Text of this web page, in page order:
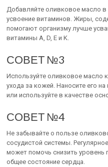
Добавляйте оливковое масло
усвоение витаминов. Жиры,
помогают организму лучше
витамины A, D, E и K.
СОВЕТ №3
Используйте оливковое масло
ухода за кожей. Наносите его
или используйте в качестве
СОВЕТ №4
Не забывайте о пользе
сосудистой системы.
может помочь снизить уровень
общее состояние сердца.